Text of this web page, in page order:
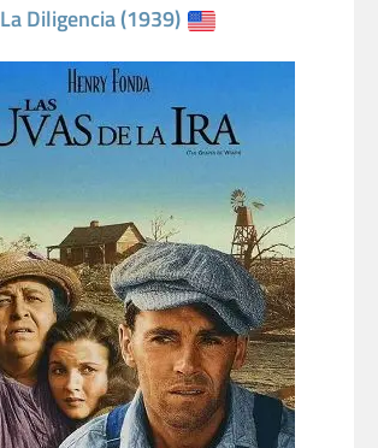
La Diligencia (1939)